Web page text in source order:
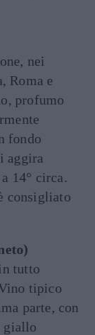
nei
Roma e
profumo
fondo
aggira
14° circa.
consigliato
tutto
tipico
parte, con
giallo